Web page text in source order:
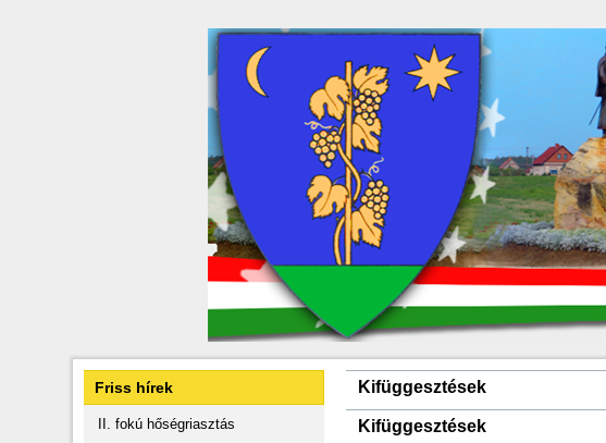
Friss hírek
II. fokú hőségriasztás
Kifüggesztések
Kifüggesztések